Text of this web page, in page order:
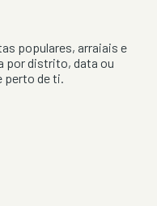
populares, arraiais e
por distrito, data ou
perto de ti.